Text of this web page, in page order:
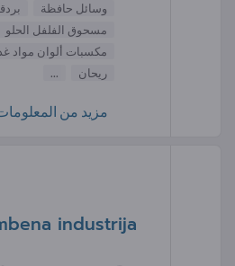
وسائل حافظة
مسحوق الفلفل الحلو
مكسبات ألوان مواد
ريحان
...
مزيد من
industrija